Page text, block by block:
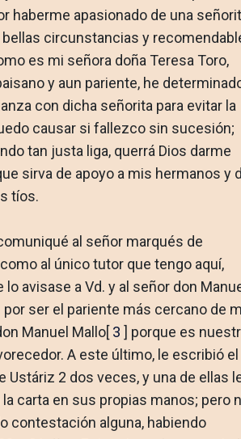
haberme apasionado de una
bellas circunstancias y
es mi señora doña Teresa Toro,
y aun pariente, he
con dicha señorita para evitar la
causar si fallezco sin sucesión;
tan justa liga, querrá Dios darme
sirva de apoyo a mis hermanos y
tíos.
al señor marqués de
al único tutor que tengo aquí,
lo avisase a Vd. y al señor don
por ser el pariente más cercano de
Manuel Mallo[ 3 ] porque es
A este último, le escribió el
Ustáriz 2 dos veces, y una de ellas
carta en sus propias manos; pero
contestación alguna, habiendo